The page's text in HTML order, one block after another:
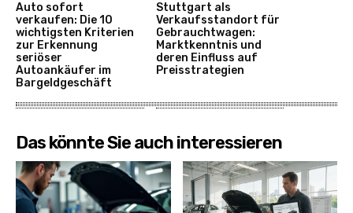
Auto sofort
verkaufen: Die 10
wichtigsten Kriterien
zur Erkennung
seriöser
Autoankäufer im
Bargeldgeschäft
Stuttgart als
Verkaufsstandort für
Gebrauchtwagen:
Marktkenntnis und
deren Einfluss auf
Preisstrategien
Das könnte Sie auch interessieren